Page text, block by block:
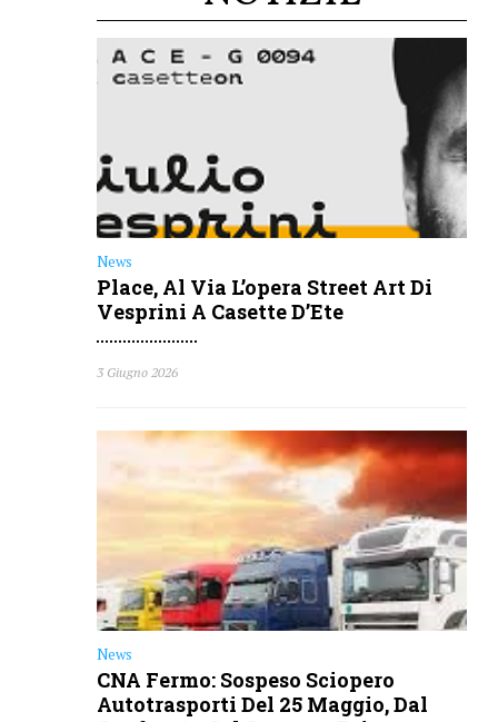
News
Place, Al Via L’opera Street Art Di
3 Giugno 2026
News
CNA Fermo: Sospeso Sciopero
Autotrasporti Del 25 Maggio, Dal
Confronto Col Governo Prime
Risposte Per Le Imprese
23 Maggio 2026